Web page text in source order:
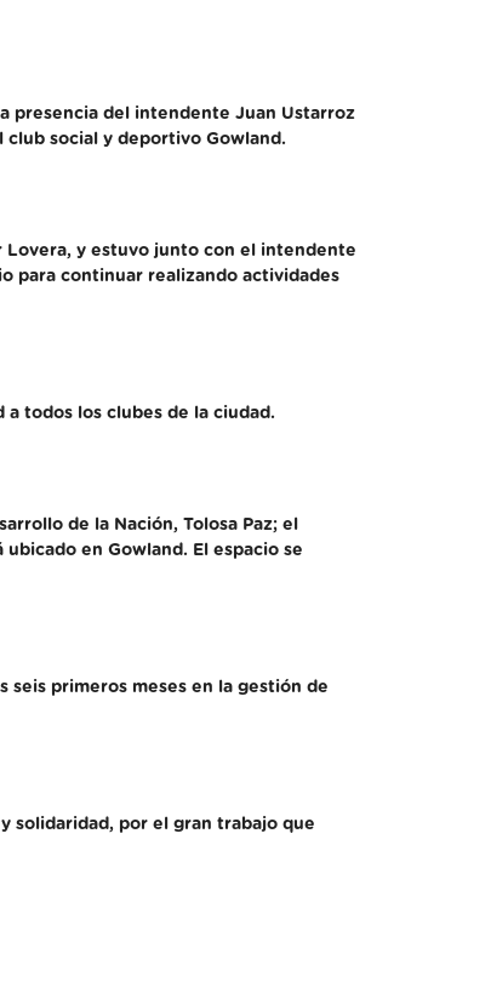
presencia del intendente Juan Ustarroz
club social y deportivo Gowland.
Lovera, y estuvo junto con el intendente
para continuar realizando actividades
todos los clubes de la ciudad.
de la Nación, Tolosa Paz; el
en Gowland. El espacio se
seis primeros meses en la gestión de
solidaridad, por el gran trabajo que